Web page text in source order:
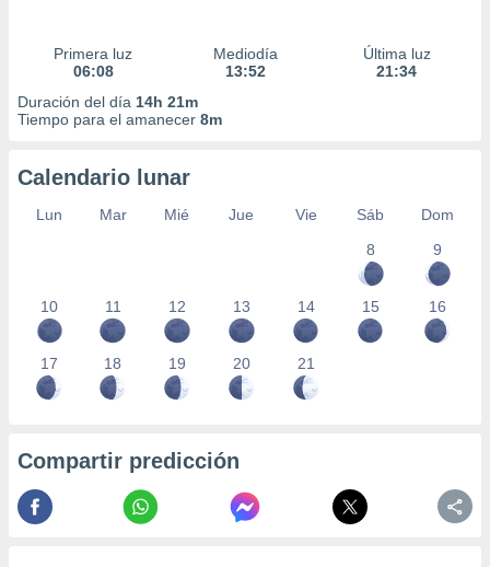
Primera luz
06:08
Mediodía
13:52
Última luz
21:34
Duración del día 14h 21m
Tiempo para el amanecer 8m
Calendario lunar
Lun Mar Mié Jue Vie Sáb
Dom
8
9
10 11 12 13 14 15 16
17 18 19 20 21
Compartir predicción